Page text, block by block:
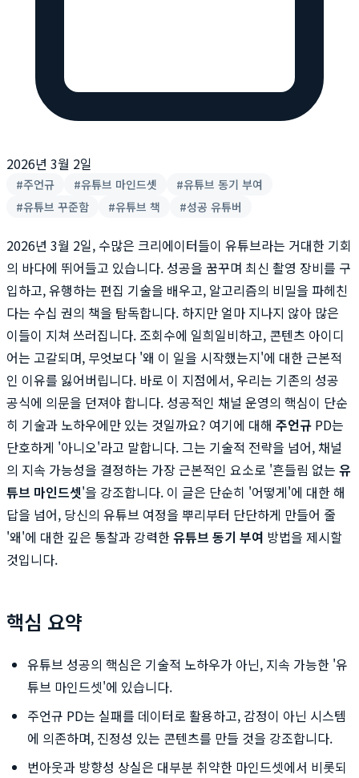
2026년 3월 2일
#주언규 #유튜브 마인드셋 #유튜브 동기 부여
#유튜브 꾸준함 #유튜브 책 #성공 유튜버
2026년 3월 2일, 수많은 크리에이터들이 유튜브라는 거대한 기회
의 바다에 뛰어들고 있습니다. 성공을 꿈꾸며 최신 촬영 장비를 구
입하고, 유행하는 편집 기술을 배우고, 알고리즘의 비밀을 파헤친
다는 수십 권의 책을 탐독합니다. 하지만 얼마 지나지 않아 많은
이들이 지쳐 쓰러집니다. 조회수에 일희일비하고, 콘텐츠 아이디
어는 고갈되며, 무엇보다 '왜 이 일을 시작했는지'에 대한 근본적
인 이유를 잃어버립니다. 바로 이 지점에서, 우리는 기존의 성공
공식에 의문을 던져야 합니다. 성공적인 채널 운영의 핵심이 단순
히 기술과 노하우에만 있는 것일까요? 여기에 대해 주언규 PD는
단호하게 '아니오'라고 말합니다. 그는 기술적 전략을 넘어, 채널
의 지속 가능성을 결정하는 가장 근본적인 요소로 '흔들림 없는 유
튜브 마인드셋'을 강조합니다. 이 글은 단순히 '어떻게'에 대한 해
답을 넘어, 당신의 유튜브 여정을 뿌리부터 단단하게 만들어 줄
'왜'에 대한 깊은 통찰과 강력한유튜브 동기 부여 방법을 제시할
것입니다.
핵심 요약
유튜브 성공의 핵심은 기술적 노하우가 아닌, 지속 가능한 '유
튜브 마인드셋'에 있습니다.
주언규 PD는 실패를 데이터로 활용하고, 감정이 아닌 시스템
에 의존하며, 진정성 있는 콘텐츠를 만들 것을 강조합니다.
번아웃과 방향성 상실은 대부분 취약한 마인드셋에서 비롯되